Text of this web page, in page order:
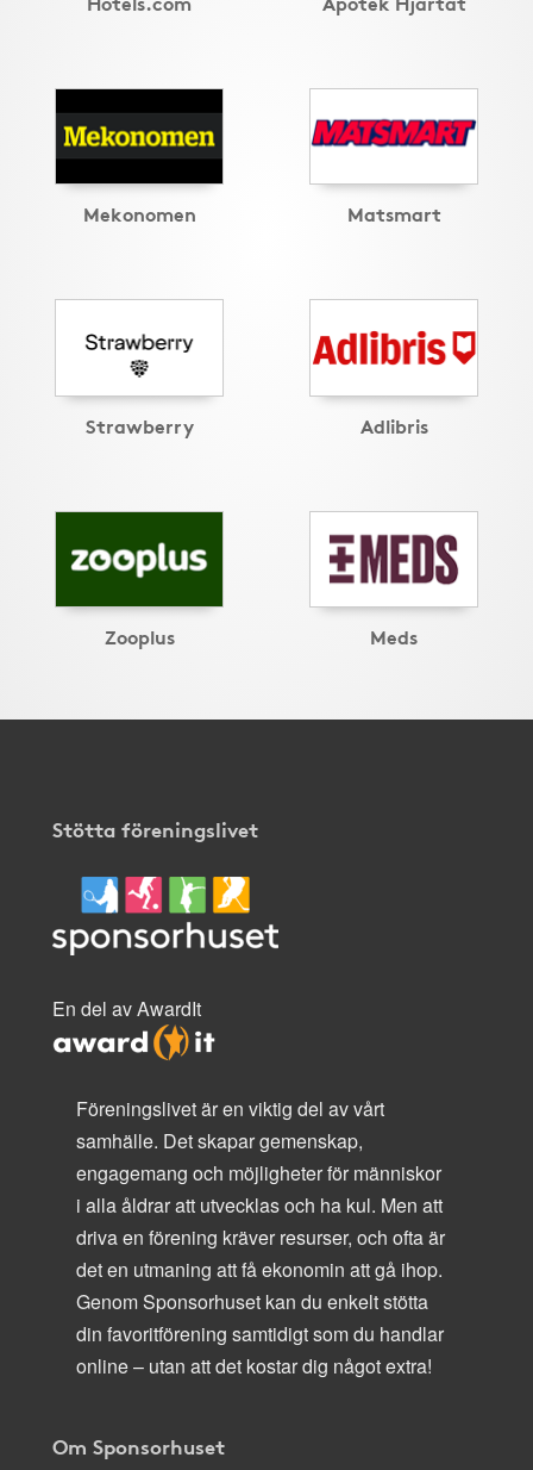
Mekonomen Matsmart
Strawberry Adlibris
Zooplus Meds
Stötta föreningslivet
En del av AwardIt
Föreningslivet är en viktig del av vårt
samhälle. Det skapar gemenskap,
engagemang och möjligheter för människor
i alla åldrar att utvecklas och ha kul. Men att
driva en förening kräver resurser, och ofta är
det en utmaning att få ekonomin att gå ihop.
Genom Sponsorhuset kan du enkelt stötta
din favoritförening samtidigt som du handlar
online – utan att det kostar dig något extra!
Om Sponsorhuset